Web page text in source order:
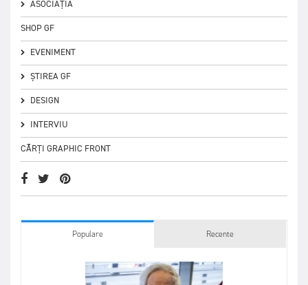
ASOCIAȚIA
SHOP GF
EVENIMENT
ȘTIREA GF
DESIGN
INTERVIU
CĂRȚI GRAPHIC FRONT
Populare Recente